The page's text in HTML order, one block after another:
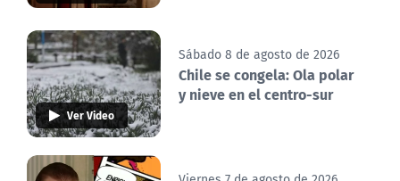
Ver Video
Sábado 8 de agosto de 2026
Chile se congela: Ola polar
y nieve en el centro-sur